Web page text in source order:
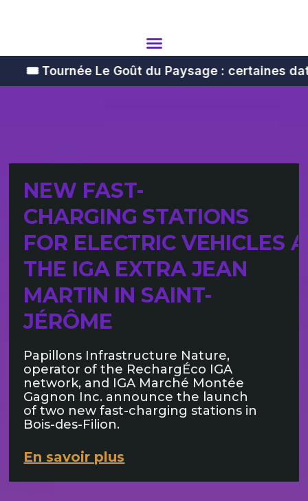
Le Goût du Paysage : certaines dates
NEW FAST-
CHARGING STATIONS
FOR ELECTRIC VEHICLES
THE IGA EXTRA JEAN
MARTIN IN SAINT-
JÉRÔME
Papillons Infrastructure Nature,
operator of the RechargÉco IGA
network, and IGA Marché Montée
Gagnon Inc. announce the launch
of two new fast-charging stations in
Bois-des-Filion.
En savoir plus